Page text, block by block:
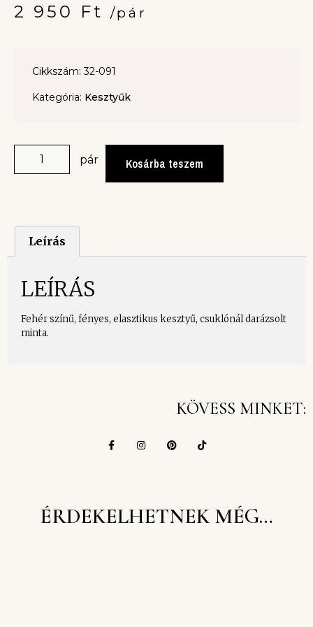
2 950 Ft /pár
Cikkszám: 32-091
Kategória: Kesztyűk
pár Kosárba teszem
Leírás
LEÍRÁS
Fehér színű, fényes, elasztikus kesztyű, csuklónál darázsolt
minta.
KÖVESS MINKET:
ÉRDEKELHETNEK MÉG…